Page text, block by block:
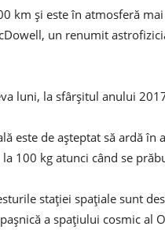
km și este în atmosferă
un renumit
luni, la sfârșitul anului
este de așteptat să ardă
100 kg atunci când se
stației spațiale sunt
a spațiului cosmic al